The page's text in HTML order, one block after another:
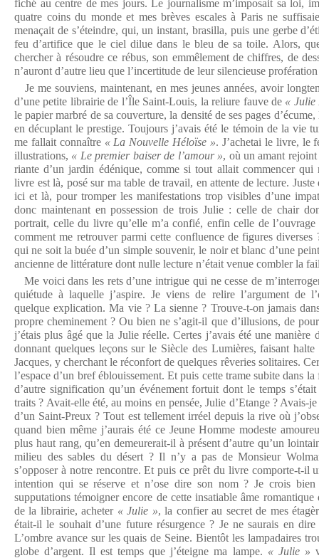
fiché au centre de mes jours. Le journalisme m’imposait sa loi,
quatre coins du monde et mes brèves escales à Paris ne
menaçait de s’éteindre, qui, un instant, brasilla, puis une gerbe
feu d’artifice que le ciel dilue dans le bleu de sa toile. Alors,
chercher à résoudre ce rébus, son emmêlement de chiffres, de
n’auront d’autre lieu que l’incertitude de leur silencieuse
Je me souviens, maintenant, en mes jeunes années, avoir
d’une petite librairie de l’Île Saint-Louis, la reliure fauve de « Julie
le papier marbré de sa couverture, la densité de ses pages
en décuplant le prestige. Toujours j’avais été le témoin de la vie
me fallait connaître « La Nouvelle Héloïse ». J’achetai le livre, le
illustrations, « Le premier baiser de l’amour », où un amant
riante d’un jardin édénique, comme si tout allait commencer qui
livre est là, posé sur ma table de travail, en attente de lecture. Juste
ici et là, pour tromper les manifestations trop visibles d’une
donc maintenant en possession de trois Julie : celle de chair
portrait, celle du livre qu’elle m’a confié, enfin celle de
comment me retrouver parmi cette confluence de figures diverses
qui ne soit la buée d’un simple souvenir, le noir et blanc d’une
ancienne de littérature dont nulle lecture n’était venue combler la
Me voici dans les rets d’une intrigue qui ne cesse de
quiétude à laquelle j’aspire. Je viens de relire l’argument de
quelque explication. Ma vie ? La sienne ? Trouve-t-on jamais
propre cheminement ? Ou bien ne s’agit-il que d’illusions, de
j’étais plus âgé que la Julie réelle. Certes j’avais été une
donnant quelques leçons sur le Siècle des Lumières, faisant halte
Jacques, y cherchant le réconfort de quelques rêveries solitaires.
l’espace d’un bref éblouissement. Et puis cette trame subite dans
d’autre signification qu’un événement fortuit dont le temps
traits ? Avait-elle été, au moins en pensée, Julie d’Etange ? Avais-
d’un Saint-Preux ? Tout est tellement irréel depuis la rive où
quand bien même j’aurais été ce Jeune Homme modeste
plus haut rang, qu’en demeurerait-il à présent d’autre qu’un
milieu des sables du désert ? Il n’y a pas de Monsieur
s’opposer à notre rencontre. Et puis ce prêt du livre comporte-t-il
intention qui se réserve et n’ose dire son nom ? Je crois bien
supputations témoigner encore de cette insatiable âme
de la librairie, acheter « Julie », la confier au secret de mes
était-il le souhait d’une future résurgence ? Je ne saurais en
L’ombre avance sur les quais de Seine. Bientôt les lampadaires
globe d’argent. Il est temps que j’éteigne ma lampe. « Julie »